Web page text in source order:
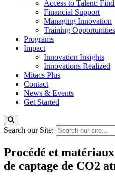
Access to Talent:
Financial Support
Managing Innovation
Training Opportunities
Programs
Impact
Innovation Insights
Innovations Realized
Mitacs Plus
Contact
News & Events
Get Started
Search our Site:
Procédé et
de captage de CO2